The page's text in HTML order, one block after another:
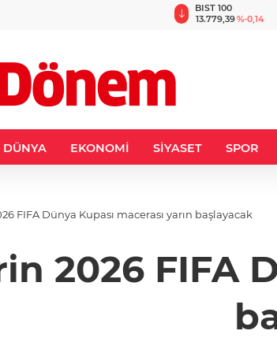
BIST 100
13.779,39%-0,14
DÜNYA EKONOMİ SİYASET SPOR
FIFA Dünya Kupası macerası yarın başlayacak
2026 FIFA